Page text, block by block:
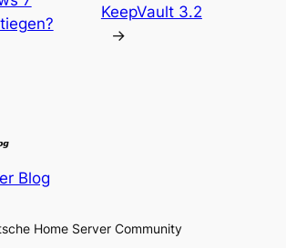
KeepVault 3.2
→
Blog
Home Server Community